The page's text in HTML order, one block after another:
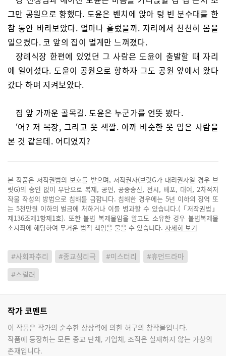
그만 공원으로 향했다. 도윤은 벤치에 앉아 텅 빈 분수대를 한
참 동안 바라보았다. 얼마나 흘렀을까. 자리에서 천천히 몸을
일으켰다. 코 앞의 집이 멀게만 느껴졌다.
장례식장 한편에 있었던 그 사람은 도윤이 출발할 때 자리
에 일어섰다. 도윤이 공원으로 향하자 그도 공원 앞에서 왔다
갔다 하며 지켜보았다.
집 앞 가까운 골목길. 도윤은 누군가를 언뜻 봤다.
‘어? 저 복장, 그리고 옷 색깔. 아까 비슷한 옷 입은 사람을
본 것 같은데. 어디였지?
본 작품은 저작권법의 보호를 받으며, 저작권자(브릿G가 대리권자일 경우 브
릿G)의 승인 없이 무단으로 복제, 공연, 공중송신, 전시, 배포, 대여, 2차적저
작물 작성의 방법으로 침해를 금합니다. 침해한 경우에는 5년 이하의 징역 또
는 5천만원 이하의 벌금에 처하거나 이를 병과할 수 있습니다.(「저작권법」
제136조제1항제1호). 또한 불법 복제물임을 알고도 소유한 경우 불법복제물
소지죄에 해당하여 무거운 법적 책임을 물을 수 있습니다. 자세히 보기
#사회파추리 #종교심리극 #미스터리
#휴먼드라마
#스릴러
작가 코멘트
이 작품은 작가의 순수한 상상력에 의한 허구의 창작물입니다.
작품에 등장하는 모든 종교 단체, 기업체, 조직은 실재하지 않는 가상의
존재입니다.